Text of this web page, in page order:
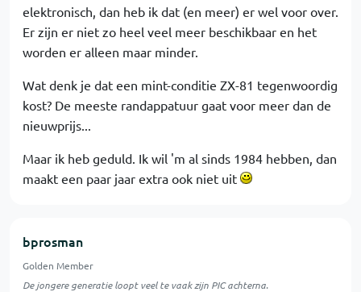
elektronisch, dan heb ik dat (en meer) er wel voor over.
Er zijn er niet zo heel veel meer beschikbaar en het
worden er alleen maar minder.
Wat denk je dat een mint-conditie ZX-81 tegenwoordig
kost? De meeste randappatuur gaat voor meer dan de
nieuwprijs...
Maar ik heb geduld. Ik wil 'm al sinds 1984 hebben, dan
maakt een paar jaar extra ook niet uit
bprosman
Golden Member
De jongere generatie loopt veel te vaak zijn PIC achterna.